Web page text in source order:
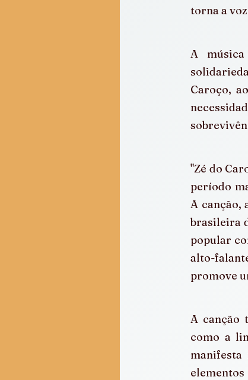
torna a
A
Caroço,
"Zé do
período
A canção,
brasileira
popular
alto-
promove
A canção
como a
manifesta